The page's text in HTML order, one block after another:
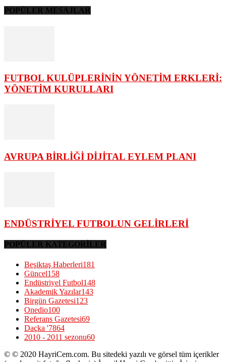
POPÜLER MESAJLAR
FUTBOL KULÜPLERİNİN YÖNETİM ERKLERİ:
YÖNETİM KURULLARI
AVRUPA BİRLİĞİ DİJİTAL EYLEM PLANI
ENDÜSTRİYEL FUTBOLUN GELİRLERİ
POPÜLER KATEGORİLER
Beşiktaş Haberleri181
Güncel158
Endüstriyel Futbol148
Akademik Yazılar143
Birgün Gazetesi123
Onedio100
Referans Gazetesi69
Daçka '7864
2010 - 2011 sezonu60
© © 2020 HayriCem.com. Bu sitedeki yazılı ve görsel tüm içerikler